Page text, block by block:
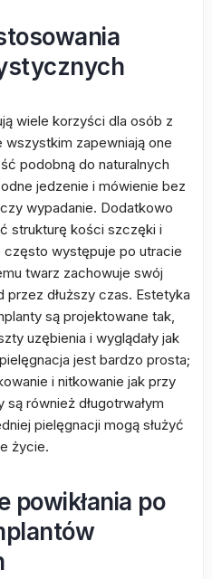
wiele korzyści dla osób z
wszystkim zapewniają one
podobną do naturalnych
jedzenie i mówienie bez
wypadanie. Dodatkowo
strukturę kości szczęki i
często występuje po utracie
twarz zachowuje swój
przez dłuższy czas. Estetyka
są projektowane tak,
uzębienia i wyglądały jak
jest bardzo prosta;
i nitkowanie jak przy
również długotrwałym
pielęgnacji mogą służyć
życie.
powikłania po